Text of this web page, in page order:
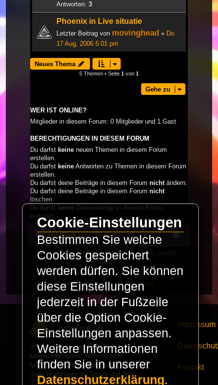
Antworten: 3
Phoenix in Live situatie
Letzter Beitrag von movinghead « Do
17 Aug, 2006 5:01 pm
Neues Thema
5 Themen • Seite 1 von 1
Gehe zu
WER IST ONLINE?
Mitglieder in diesem Forum: 0 Mitglieder und 1 Gast
BERECHTIGUNGEN IN DIESEM FORUM
Du darfst keine neuen Themen in diesem Forum
erstellen.
Du darfst keine Antworten zu Themen in diesem Forum
erstellen.
Du darfst deine Beiträge in diesem Forum nichtändern.
Du darfst deine Beiträge in diesem Forum nicht
löschen.
Du darfst keine Dateianhänge in diesem Forum
erstellen.
LaserFreak.net Forum
Powered byphpBB® Forum Software © phpBB
Limited
Deutsche Übersetzung durchphpBB.de
PRIVACY_LINK | TERMS_LINK
© Copyright 2025 -
LaserFreak.net
LaserFreak ist ein freies und
offenes Forum zum Thema
Lasershowtechnik. Wir sind nicht
kommerziell und die Banner auf dieser
Seite finanzieren die Server und den
Traffic. Einnahmen von Fan Artikeln
Impressum
Kontakt
Cookie-Einstellungen
Bestimmen Sie welche
Cookies gespeichert
werden dürfen. Sie können
diese Einstellungen
jederzeit in der Fußzeile
über die Option Cookie-
Einstellungen anpassen.
Weitere Informationen
finden Sie in unserer
Datenschutzerklärung.